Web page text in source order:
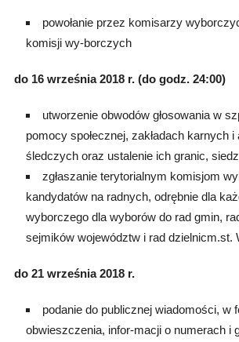
powołanie przez komisarzy
komisji wy-borczych
do 16 września 2018 r. (do godz. 24:00)
utworzenie obwodów głosowania w
pomocy społecznej, zakładach karnych
śledczych oraz ustalenie ich granic,
zgłaszanie terytorialnym komisjom
kandydatów na radnych, odrębnie dla
wyborczego dla wyborów do rad gmin,
sejmików województw i rad dzielnicm.st.
do 21 września 2018 r.
podanie do publicznej wiadomości, w
obwieszczenia, infor-macji o numerach i